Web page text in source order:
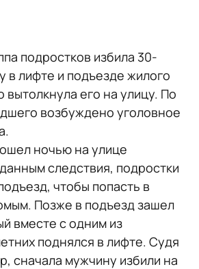
подростков избила 30-
в лифте и подъезде жилого
вытолкнула его на улицу. По
возбуждено уголовное
ночью на улице
следствия, подростки
чтобы попасть в
Позже в подъезд зашел
вместе с одним из
поднялся в лифте. Судя
сначала мужчину избили на